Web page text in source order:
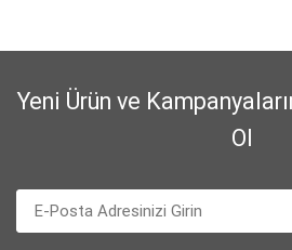
Yeni Ürün ve
Ol